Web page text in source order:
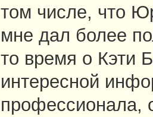
том числе, что
мне дал более
то время о Кэти
интересной
профессионала,